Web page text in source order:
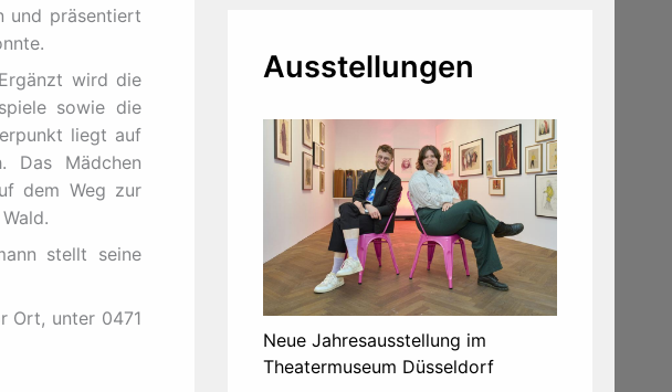
und präsentiert
wird die
sowie die
liegt auf
Das Mädchen
dem Weg zur
stellt seine
Ort, unter 0471
Ausstellungen
Neue Jahresausstellung im
Theatermuseum Düsseldorf